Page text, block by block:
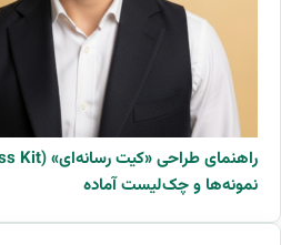
نمونه‌ها و چک‌لیست آماده